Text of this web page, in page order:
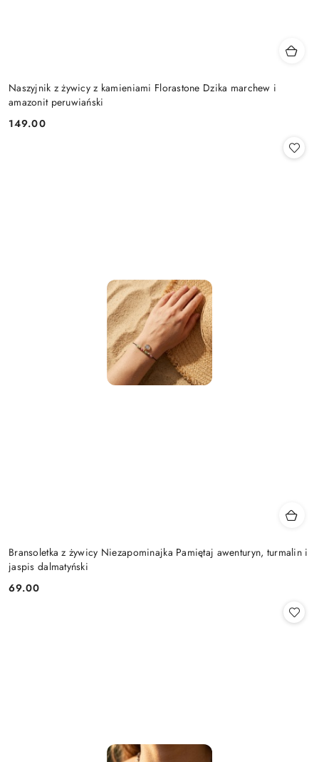
Naszyjnik z żywicy z kamieniami Florastone Dzika marchew i
amazonit peruwiański
Cena:
149.00
Bransoletka z żywicy Niezapominajka Pamiętaj awenturyn, turmalin i
jaspis dalmatyński
Cena:
69.00